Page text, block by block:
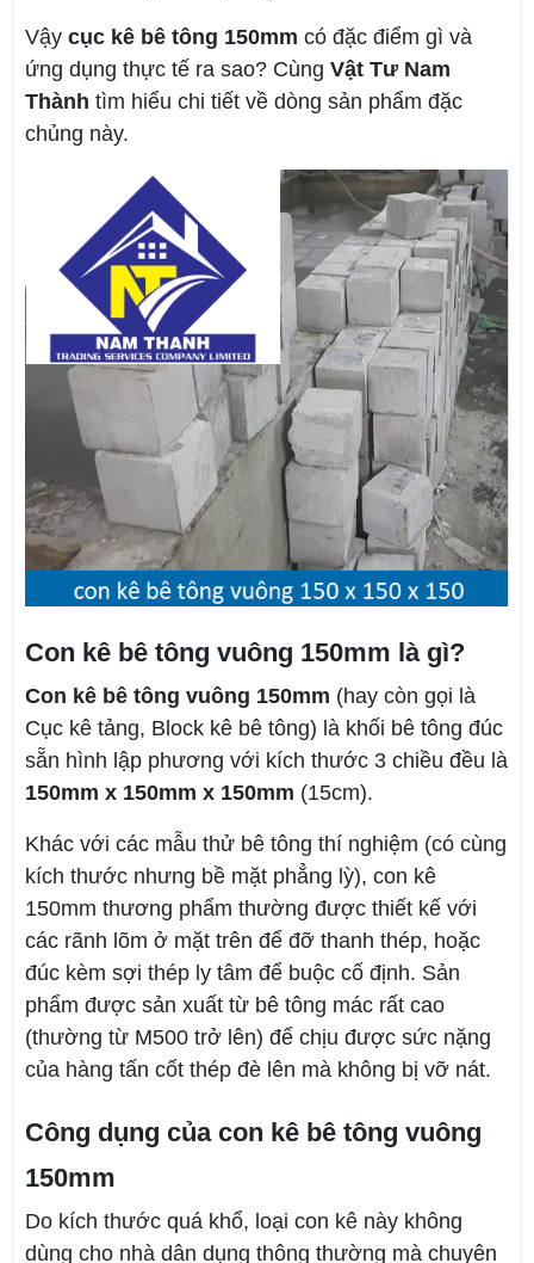
Vậy cục kê bê tông 150mm có đặc điểm gì và
ứng dụng thực tế ra sao? Cùng Vật Tư Nam
Thành tìm hiểu chi tiết về dòng sản phẩm đặc
chủng này.
Con kê bê tông vuông 150mm là gì?
Con kê bê tông vuông 150mm (hay còn gọi là
Cục kê tảng, Block kê bê tông) là khối bê tông đúc
sẵn hình lập phương với kích thước 3 chiều đều là
150mm x 150mm x 150mm (15cm).
Khác với các mẫu thử bê tông thí nghiệm (có cùng
kích thước nhưng bề mặt phẳng lỳ), con kê
150mm thương phẩm thường được thiết kế với
các rãnh lõm ở mặt trên để đỡ thanh thép, hoặc
đúc kèm sợi thép ly tâm để buộc cố định. Sản
phẩm được sản xuất từ bê tông mác rất cao
(thường từ M500 trở lên) để chịu được sức nặng
của hàng tấn cốt thép đè lên mà không bị vỡ nát.
Công dụng của con kê bê tông vuông
150mm
Do kích thước quá khổ, loại con kê này không
dùng cho nhà dân dụng thông thường mà chuyên